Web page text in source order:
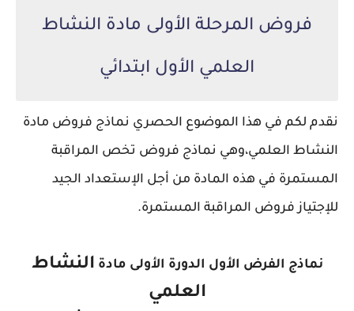
فروض المرحلة الأولى مادة النشاط
العلمي الأول ابتدائي
نقدم لكم في هذا الموضوع الحصري نماذج فروض مادة
النشاط العلمي،وهي نماذج فروض تخص المراقبة
المستمرة في هذه المادة من أجل الإستعداد الجيد
للإجتياز فروض المراقبة المستمرة.
نماذج الفرض الأول الدورة الأولى مادة النشاط
العلمي